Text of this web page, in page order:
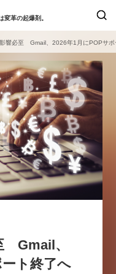
変革の起爆剤。
タビュー
ス
オムニチャネル協会
て
ミナー
6開催】AIエージェン
本企業は何から始める
ぶ〜
「イノベーションを
響必至 Gmail、2026年1月にPOPサ
Gmail、
ート終了へ